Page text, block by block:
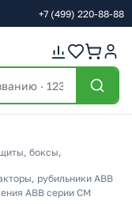
+7 (499) 220-88-88
боксы,
рубильники ABB
ABB серии CM